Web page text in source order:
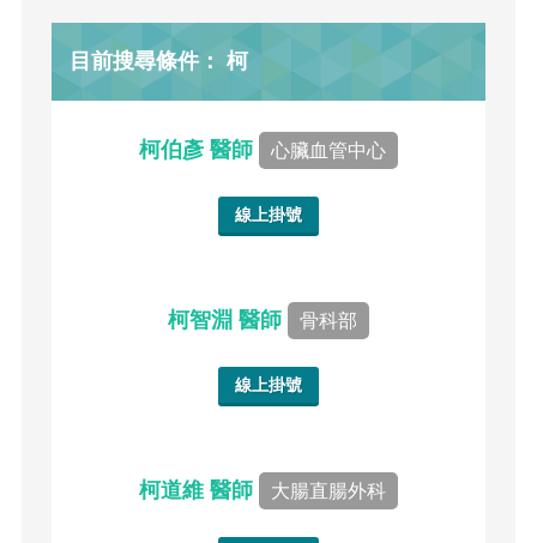
目前搜尋條件： 柯
柯伯彥 醫師 心臟血管中心
線上掛號
柯智淵 醫師 骨科部
線上掛號
柯道維 醫師 大腸直腸外科